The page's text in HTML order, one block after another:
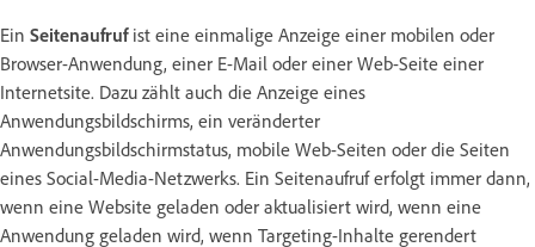
Ein Seitenaufrufist eine einmalige Anzeige einer mobilen oder
Browser-Anwendung, einer E-Mail oder einer Web-Seite einer
Internetsite. Dazu zählt auch die Anzeige eines
Anwendungsbildschirms, ein veränderter
Anwendungsbildschirmstatus, mobile Web-Seiten oder die Seiten
eines Social-Media-Netzwerks. Ein Seitenaufruf erfolgt immer dann,
wenn eine Website geladen oder aktualisiert wird, wenn eine
Anwendung geladen wird, wenn Targeting-Inhalte gerendert